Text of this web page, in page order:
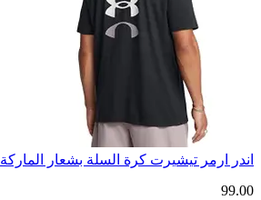
اندر ارمر تيشيرت كرة السلة بشعار الماركة
99.00